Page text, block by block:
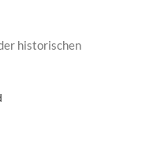
historischen